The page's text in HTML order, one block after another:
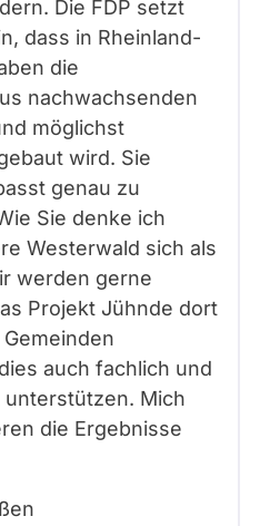
Die FDP setzt
dass in Rheinland-
die
nachwachsenden
möglichst
wird. Sie
genau zu
Sie denke ich
Westerwald sich als
werden gerne
Projekt Jühnde dort
auch fachlich und
Mich
die Ergebnisse